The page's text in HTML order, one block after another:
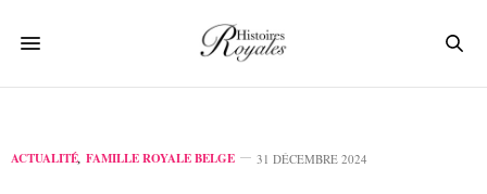
ACTUALITÉ, FAMILLE ROYALE BELGE 31 DÉCEMBRE 2024